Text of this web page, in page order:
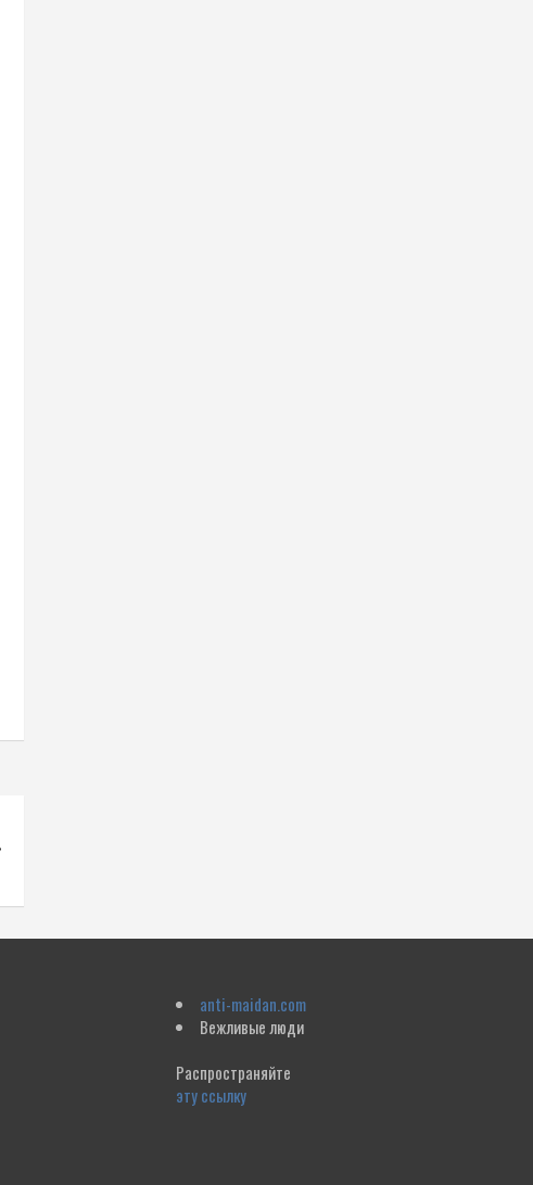
anti-maidan.com
Вежливые люди
Распространяйте
эту ссылку